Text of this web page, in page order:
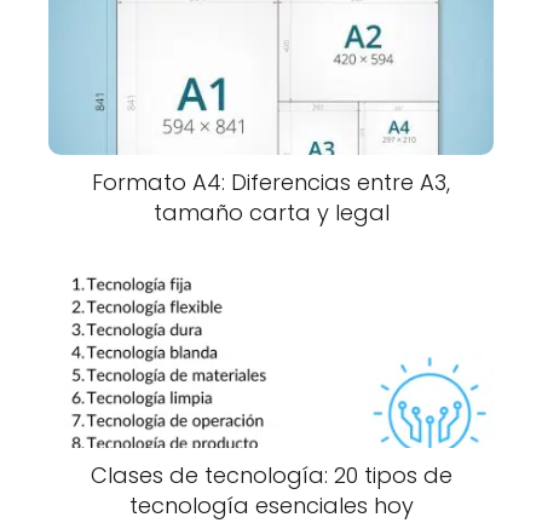
Formato A4: Diferencias entre A3,
tamaño carta y legal
Clases de tecnología: 20 tipos de
tecnología esenciales hoy